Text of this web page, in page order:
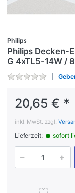
Philips
Philips Decken-
G 4xTL5-14W /
20,65 € *
inkl. MwSt. zzgl.
Lieferzeit: sofort